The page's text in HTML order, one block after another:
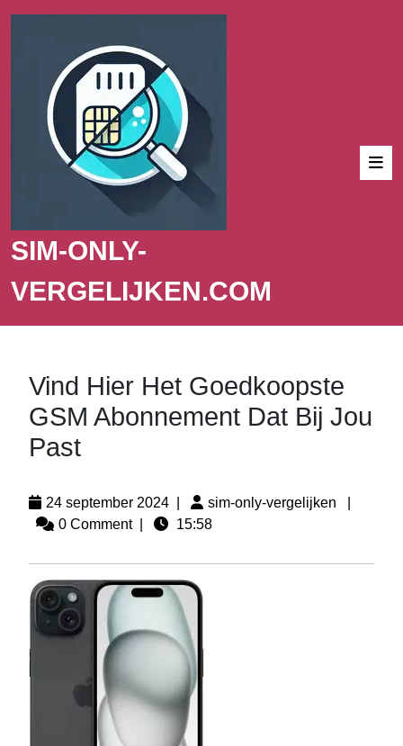
SIM-ONLY-
VERGELIJKEN.COM
Vind Hier Het Goedkoopste
GSM Abonnement Dat Bij Jou
Past
24 september 2024 sim-only-vergelijken
0 Comment
15:58